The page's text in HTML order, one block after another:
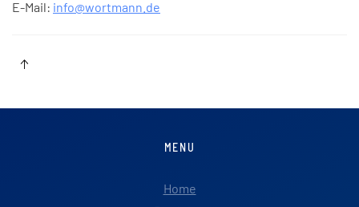
E-Mail: info@wortmann.de
MENU
Home